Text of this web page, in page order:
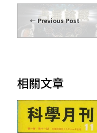
Previous Post
相關文章